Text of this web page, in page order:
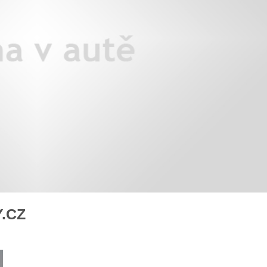
stručně o autosedačkách